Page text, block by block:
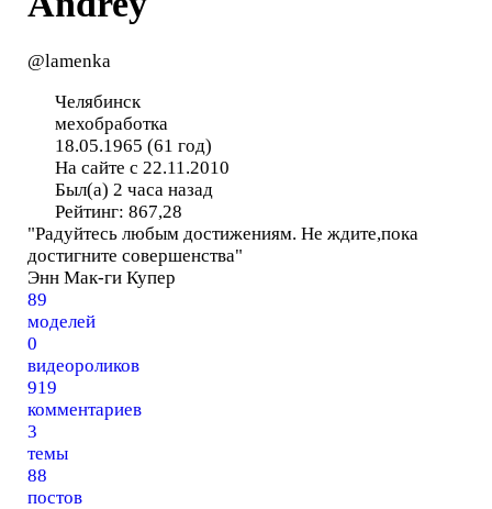
@lamenka
Челябинск
мехобработка
18.05.1965 (61 год)
На сайте с 22.11.2010
Был(а) 2 часа назад
Рейтинг: 867,28
"Радуйтесь любым достижениям. Не ждите,пока
достигните совершенства"
Энн Мак-ги Купер
89
моделей
0
видеороликов
919
комментариев
3
темы
88
постов